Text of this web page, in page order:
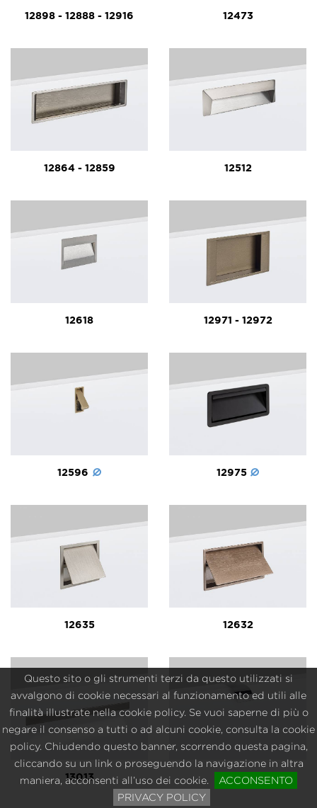
Questo sito o gli strumenti terzi da questo utilizzati si
avvalgono di cookie necessari al funzionamento ed utili alle
finalità illustrate nella cookie policy. Se vuoi saperne di più o
negare il consenso a tutti o ad alcuni cookie, consulta la cookie
policy. Chiudendo questo banner, scorrendo questa pagina,
cliccando su un link o proseguendo la navigazione in altra
maniera, acconsenti all’uso dei cookie.
ACCONSENTO
PRIVACY POLICY
12898 - 12888 - 12916 12473
12864 - 12859 12512
12618 12971 - 12972
12596 12975
12635 12632
13013 12721